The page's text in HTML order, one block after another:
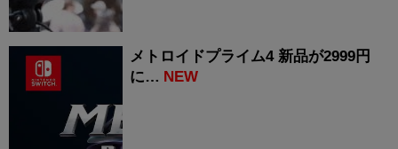
メトロイドプライム4 新品が2999円
に… NEW